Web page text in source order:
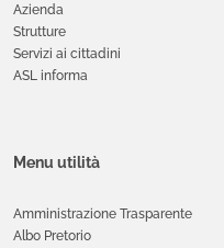
Azienda
Strutture
Servizi ai cittadini
ASL informa
Menu utilità
Amministrazione Trasparente
Albo Pretorio